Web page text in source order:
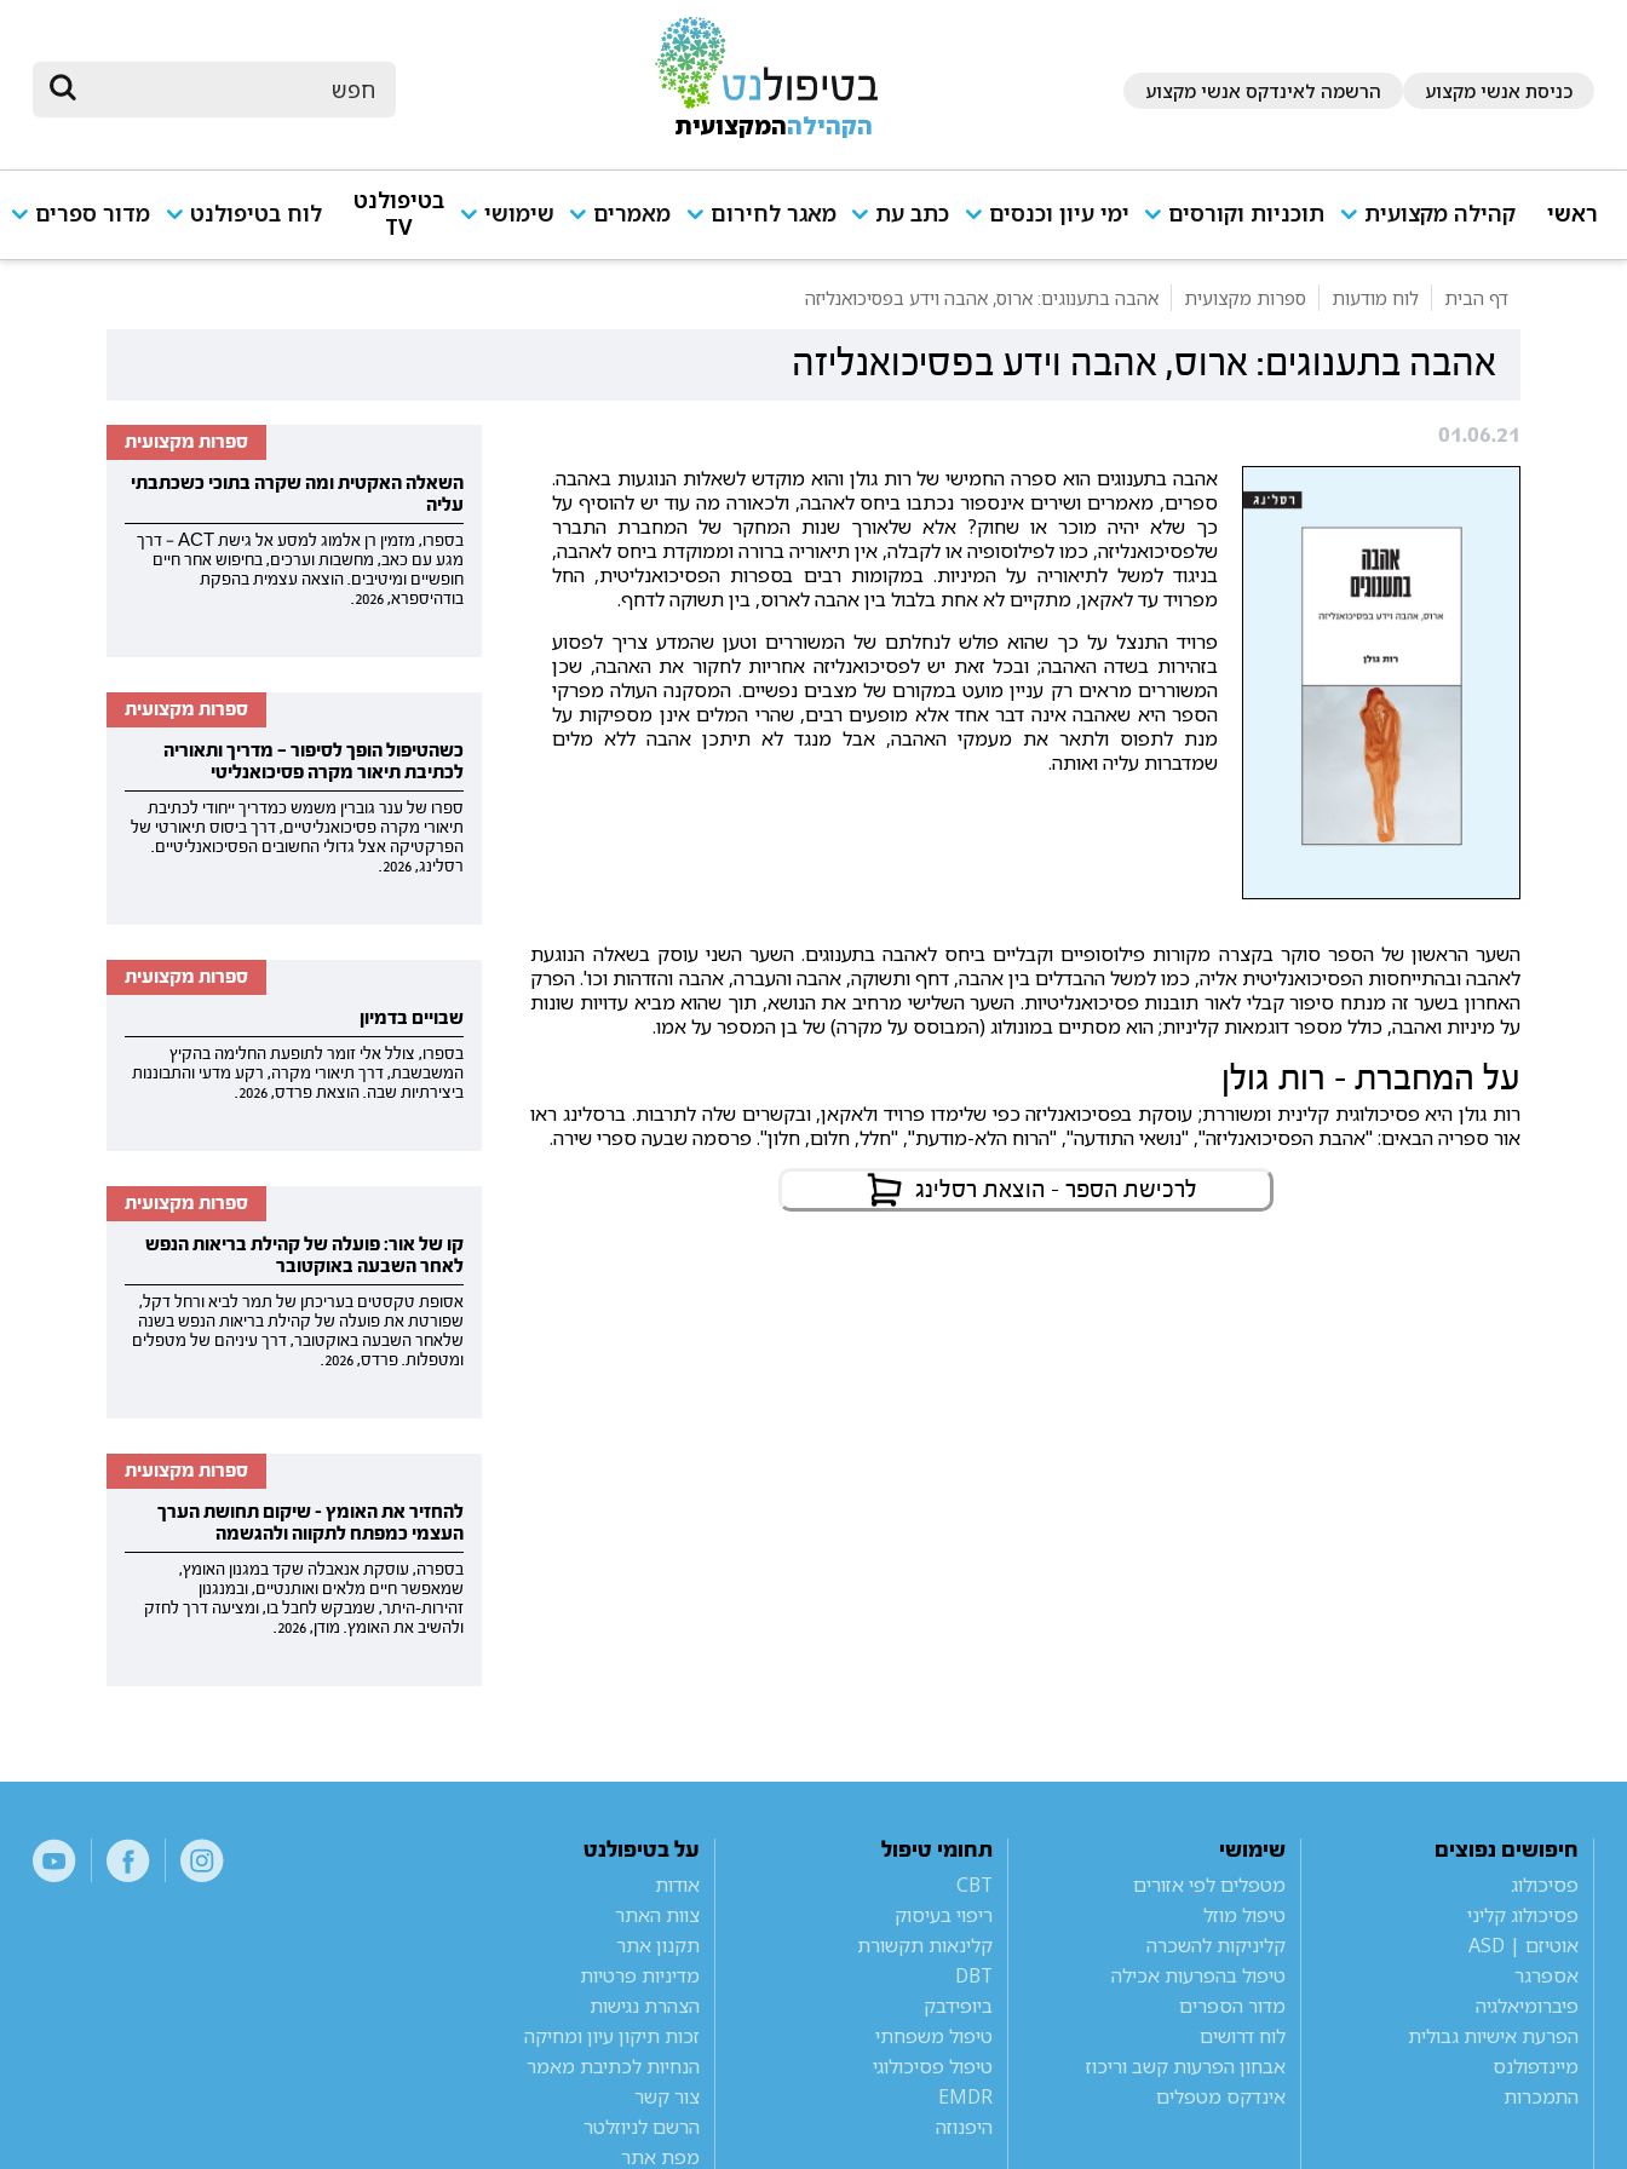
כניסת אנשי מקצוע הרשמה לאינדקס אנשי מקצוע
הקהילההמקצועית
ראשי קהילה מקצועית תוכניות וקורסים ימי עיון וכנסים כתב עת מאגר לחירום מאמרים שימושי
בטיפולנט
TV
לוח בטיפולנט מדור ספרים
דף הבית לוח מודעות ספרות מקצועית אהבה בתענוגים: ארוס, אהבה וידע בפסיכואנליזה
אהבה בתענוגים: ארוס, אהבה וידע בפסיכואנליזה
01.06.21
אהבה בתענוגים הוא ספרה החמישי של רות גולן והוא מוקדש לשאלות הנוגעות באהבה.
ספרים, מאמרים ושירים אינספור נכתבו ביחס לאהבה, ולכאורה מה עוד יש להוסיף על
כך שלא יהיה מוכר או שחוק? אלא שלאורך שנות המחקר של המחברת התברר
שלפסיכואנליזה, כמו לפילוסופיה או לקבלה, אין תיאוריה ברורה וממוקדת ביחס לאהבה,
בניגוד למשל לתיאוריה על המיניות. במקומות רבים בספרות הפסיכואנליטית, החל
מפרויד עד לאקאן, מתקיים לא אחת בלבול בין אהבה לארוס, בין תשוקה לדחף.
פרויד התנצל על כך שהוא פולש לנחלתם של המשוררים וטען שהמדע צריך לפסוע
בזהירות בשדה האהבה; ובכל זאת יש לפסיכואנליזה אחריות לחקור את האהבה, שכן
המשוררים מראים רק עניין מועט במקורם של מצבים נפשיים. המסקנה העולה מפרקי
הספר היא שאהבה אינה דבר אחד אלא מופעים רבים, שהרי המלים אינן מספיקות על
מנת לתפוס ולתאר את מעמקי האהבה, אבל מנגד לא תיתכן אהבה ללא מלים
שמדברות עליה ואותה.
השער הראשון של הספר סוקר בקצרה מקורות פילוסופיים וקבליים ביחס לאהבה בתענוגים. השער השני עוסק בשאלה הנוגעת
לאהבה ובהתייחסות הפסיכואנליטית אליה, כמו למשל ההבדלים בין אהבה, דחף ותשוקה, אהבה והעברה, אהבה והזדהות וכו'. הפרק
האחרון בשער זה מנתח סיפור קבלי לאור תובנות פסיכואנליטיות. השער השלישי מרחיב את הנושא, תוך שהוא מביא עדויות שונות
על מיניות ואהבה, כולל מספר דוגמאות קליניות; הוא מסתיים במונולוג (המבוסס על מקרה) של בן המספר על אמו.
על המחברת - רות גולן
רות גולן היא פסיכולוגית קלינית ומשוררת; עוסקת בפסיכואנליזה כפי שלימדו פרויד ולאקאן, ובקשרים שלה לתרבות. ברסלינג ראו
אור ספריה הבאים: "אהבת הפסיכואנליזה", "נושאי התודעה", "הרוח הלא-מודעת", "חלל, חלום, חלון". פרסמה שבעה ספרי שירה.
לרכישת הספר - הוצאת רסלינג
ספרות מקצועית
השאלה האקטית ומה שקרה בתוכי כשכתבתי
עליה
בספרו, מזמין רן אלמוג למסע אל גישת ACT — דרך
מגע עם כאב, מחשבות וערכים, בחיפוש אחר חיים
חופשיים ומיטיבים. הוצאה עצמית בהפקת
בודהיספרא, 2026.
ספרות מקצועית
כשהטיפול הופך לסיפור — מדריך ותאוריה
לכתיבת תיאור מקרה פסיכואנליטי
ספרו של ענר גוברין משמש כמדריך ייחודי לכתיבת
תיאורי מקרה פסיכואנליטיים, דרך ביסוס תיאורטי של
הפרקטיקה אצל גדולי החשובים הפסיכואנליטיים.
רסלינג, 2026.
ספרות מקצועית
שבויים בדמיון
בספרו, צולל אלי זומר לתופעת החלימה בהקיץ
המשבשבת, דרך תיאורי מקרה, רקע מדעי והתבוננות
ביצירתיות שבה. הוצאת פרדס, 2026.
ספרות מקצועית
קו של אור: פועלה של קהילת בריאות הנפש
לאחר השבעה באוקטובר
אסופת טקסטים בעריכתן של תמר לביא ורחל דקל,
שפורטת את פועלה של קהילת בריאות הנפש בשנה
שלאחר השבעה באוקטובר, דרך עיניהם של מטפלים
ומטפלות. פרדס, 2026.
ספרות מקצועית
להחזיר את האומץ - שיקום תחושת הערך
העצמי כמפתח לתקווה ולהגשמה
בספרה, עוסקת אנאבלה שקד במגנון האומץ,
שמאפשר חיים מלאים ואותנטיים, ובמנגנון
זהירות-היתר, שמבקש לחבל בו, ומציעה דרך לחזק
ולהשיב את האומץ. מודן, 2026.
חיפושים נפוצים
פסיכולוג
פסיכולוג קליני
אוטיזם | ASD
אספרגר
פיברומיאלגיה
הפרעת אישיות גבולית
מיינדפולנס
התמכרות
שימושי
מטפלים לפי אזורים
טיפול מוזל
קליניקות להשכרה
טיפול בהפרעות אכילה
מדור הספרים
לוח דרושים
אבחון הפרעות קשב וריכוז
אינדקס מטפלים
תחומי טיפול
CBT
ריפוי בעיסוק
קלינאות תקשורת
DBT
ביופידבק
טיפול משפחתי
טיפול פסיכולוגי
EMDR
היפנוזה
על בטיפולנט
אודות
צוות האתר
תקנון אתר
מדיניות פרטיות
הצהרת נגישות
זכות תיקון עיון ומחיקה
הנחיות לכתיבת מאמר
צור קשר
הרשם לניוזלטר
מפת אתר